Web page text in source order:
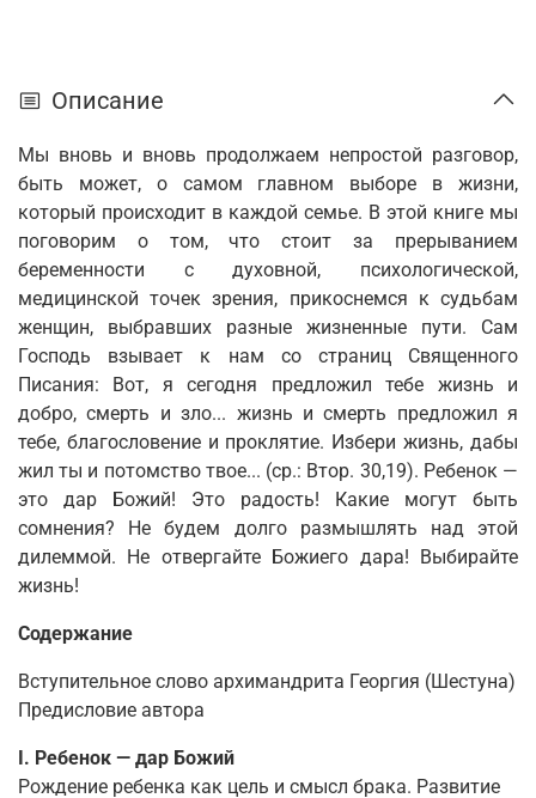
Описание
Мы вновь и вновь продолжаем непростой разговор,
быть может, о самом главном выборе в жизни,
который происходит в каждой семье. В этой книге мы
поговорим о том, что стоит за прерыванием
беременности с духовной, психологической,
медицинской точек зрения, прикоснемся к судьбам
женщин, выбравших разные жизненные пути. Сам
Господь взывает к нам со страниц Священного
Писания: Вот, я сегодня предложил тебе жизнь и
добро, смерть и зло... жизнь и смерть предложил я
тебе, благословение и проклятие. Избери жизнь, дабы
жил ты и потомство твое... (ср.: Втор. 30,19). Ребенок —
это дар Божий! Это радость! Какие могут быть
сомнения? Не будем долго размышлять над этой
дилеммой. Не отвергайте Божиего дара! Выбирайте
жизнь!
Содержание
Вступительное слово архимандрита Георгия (Шестуна)
Предисловие автора
I. Ребенок — дар Божий
Рождение ребенка как цель и смысл брака. Развитие